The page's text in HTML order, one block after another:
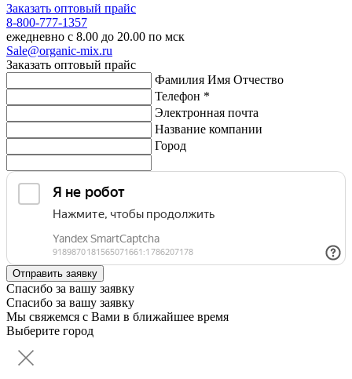
Заказать оптовый прайс
8-800-777-1357
ежедневно с 8.00 до 20.00 по мск
Sale@organic-mix.ru
Заказать оптовый прайс
Фамилия Имя Отчество
Телефон *
Электронная почта
Название компании
Город
Спасибо за вашу заявку
Спасибо за вашу заявку
Мы свяжемся с Вами в ближайшее время
Выберите город